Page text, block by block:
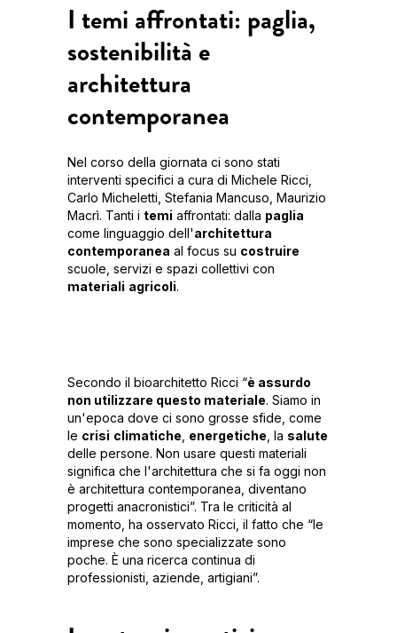
I temi affrontati: paglia,
sostenibilità e
architettura
contemporanea
Nel corso della giornata ci sono stati
interventi specifici a cura di Michele Ricci,
Carlo Micheletti, Stefania Mancuso, Maurizio
Macrì. Tanti i temi affrontati: dalla paglia
come linguaggio dell'architettura
contemporanea al focus su costruire
scuole, servizi e spazi collettivi con
materiali agricoli.
Secondo il bioarchitetto Ricci “è assurdo
non utilizzare questo materiale. Siamo in
un'epoca dove ci sono grosse sfide, come
le crisi climatiche energetiche , la salute
delle persone. Non usare questi materiali
significa che l'architettura che si fa oggi non
è architettura contemporanea, diventano
progetti anacronistici”. Tra le criticità al
momento, ha osservato Ricci, il fatto che “le
imprese che sono specializzate sono
poche. È una ricerca continua di
professionisti, aziende, artigiani”.